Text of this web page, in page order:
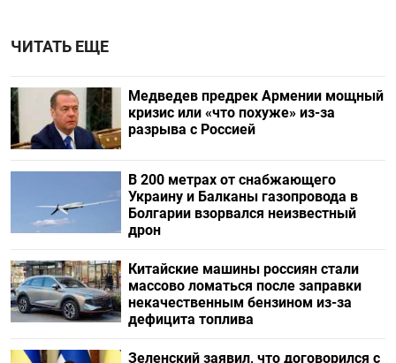
ЧИТАТЬ ЕЩЕ
Медведев предрек Армении мощный
кризис или «что похуже» из-за
разрыва с Россией
В 200 метрах от снабжающего
Украину и Балканы газопровода в
Болгарии взорвался неизвестный
дрон
Китайские машины россиян стали
массово ломаться после заправки
некачественным бензином из-за
дефицита топлива
Зеленский заявил, что договорился с